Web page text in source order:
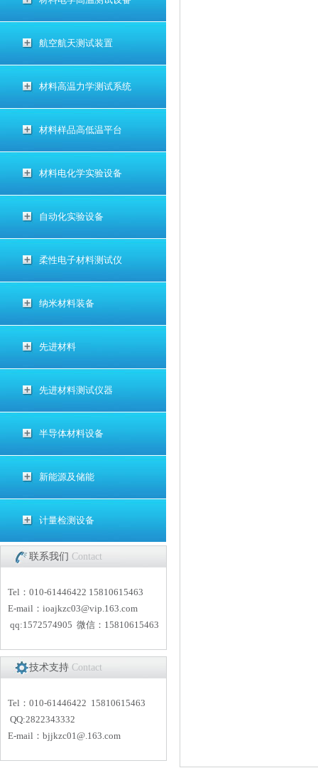
航空航天测试装置
材料高温力学测试系统
材料样品高低温平台
材料电化学实验设备
自动化实验设备
柔性电子材料测试仪
纳米材料装备
先进材料
先进材料测试仪器
半导体材料设备
新能源及储能
计量检测设备
联系我们 Contact
Tel：010-61446422 15810615463
E-mail： ioajkzc03@vip.163.com
qq:1572574905 微信：15810615463
技术支持 Contact
Tel：010-61446422 15810615463
QQ:2822343332
E-mail： bjjkzc01@.163.com